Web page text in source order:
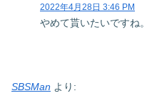
2022年4月28日 3:46 PM
やめて貰いたいですね。
SBSMan より: